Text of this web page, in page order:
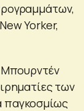
Yorker,
Μπουρντέν
των
παγκοσμίως